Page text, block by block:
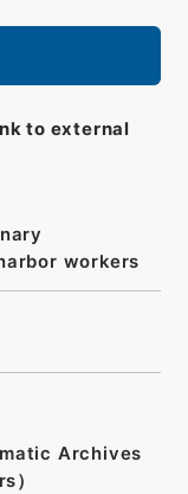
to external
workers
Archives